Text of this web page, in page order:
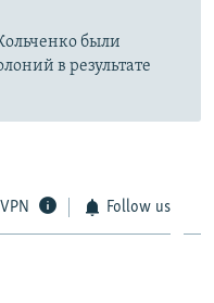
были
в результате
Follow us